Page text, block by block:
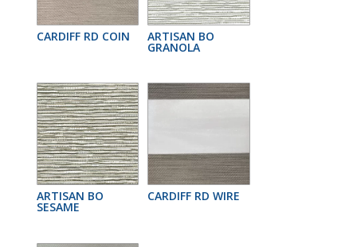
CARDIFF RD COIN ARTISAN BO
GRANOLA
ARTISAN BO
SESAME
CARDIFF RD WIRE